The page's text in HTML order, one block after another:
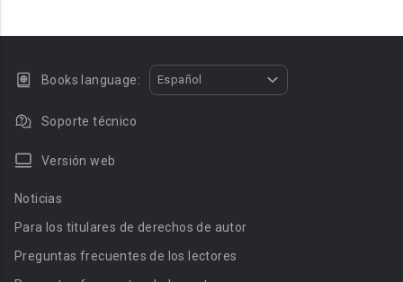
Books language: Español
Soporte técnico
Versión web
Noticias
Para los titulares de derechos de autor
Preguntas frecuentes de los lectores